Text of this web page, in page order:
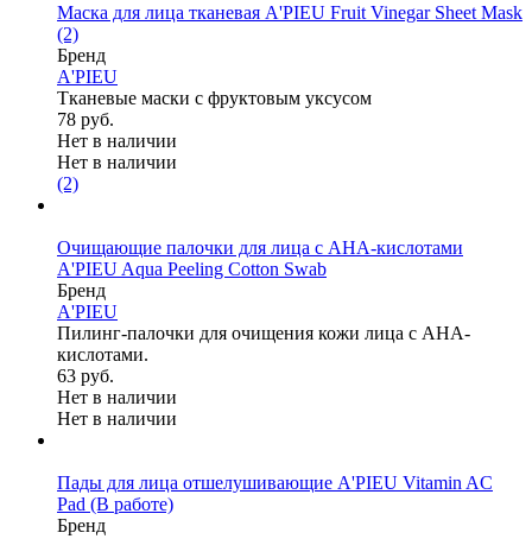
Маска для лица тканевая A'PIEU Fruit Vinegar Sheet Mask
(2)
Бренд
A'PIEU
Тканевые маски с фруктовым уксусом
78 руб.
Нет в наличии
Нет в наличии
(2)
Очищающие палочки для лица с АНА-кислотами
A'PIEU Aqua Peeling Cotton Swab
Бренд
A'PIEU
Пилинг-палочки для очищения кожи лица с АНА-
кислотами.
63 руб.
Нет в наличии
Нет в наличии
Пады для лица отшелушивающие A'PIEU Vitamin AC
Pad (В работе)
Бренд